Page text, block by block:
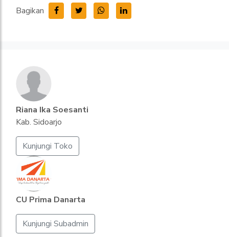
Bagikan
Riana Ika Soesanti
Kab. Sidoarjo
Kunjungi Toko
CU Prima Danarta
Kunjungi Subadmin